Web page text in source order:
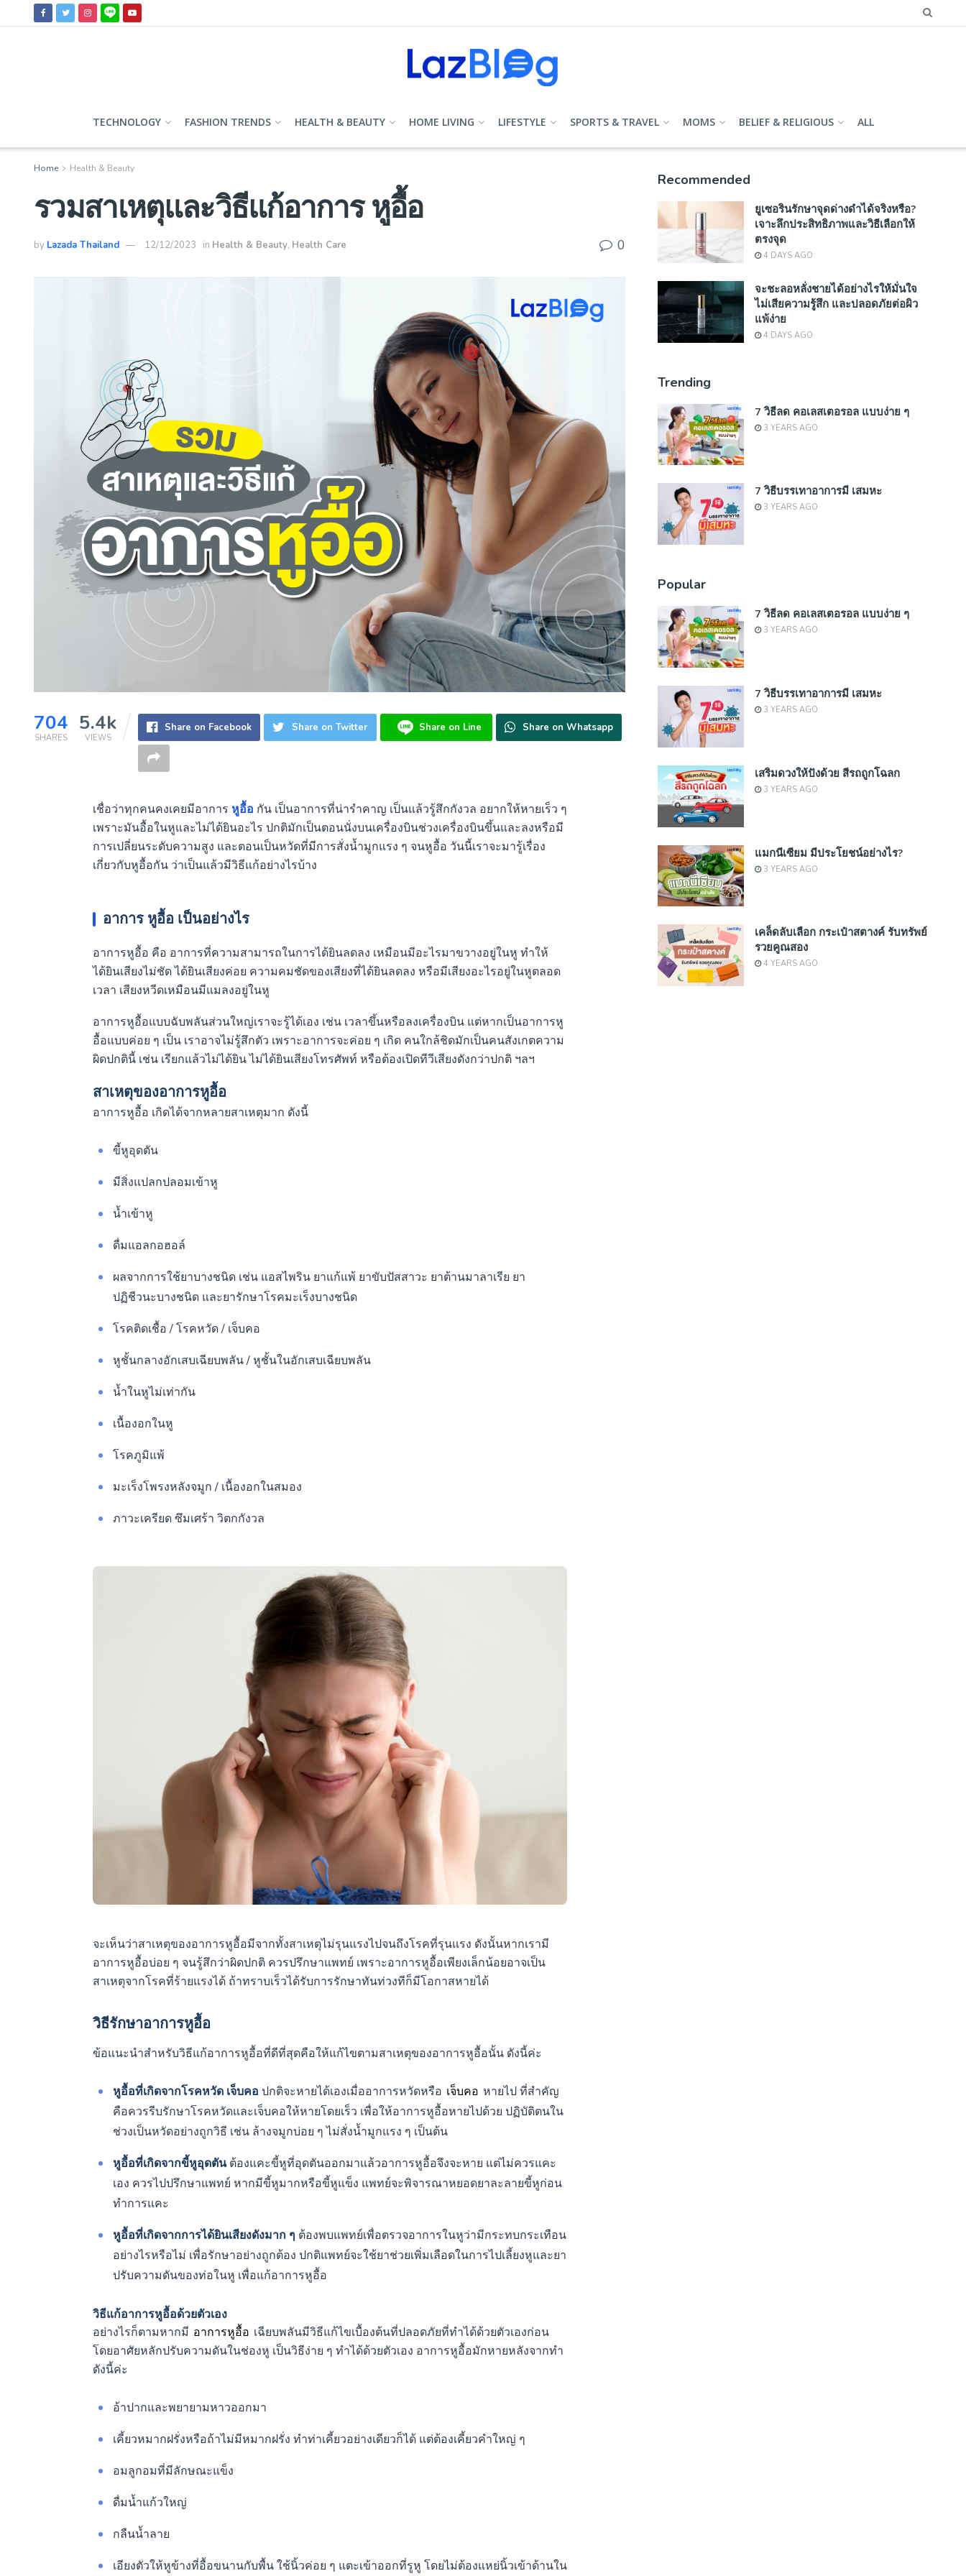
TECHNOLOGY FASHION TRENDS HEALTH & BEAUTY HOME LIVING LIFESTYLE SPORTS & TRAVEL MOMS BELIEF & RELIGIOUS ALL
Home Health & Beauty
รวมสาเหตุและวิธีแก้อาการ หูอื้อ
by Lazada Thailand 12/12/2023 in Health & Beauty, Health Care 0
704
SHARES
5.4k
VIEWS
Share on Facebook Share on Twitter Share on Line Share on Whatsapp
เชื่อว่าทุกคนคงเคยมีอาการ หูอื้อ กัน เป็นอาการที่น่ารำคาญ เป็นแล้วรู้สึกกังวล อยากให้หายเร็ว ๆ
เพราะมันอื้อในหูและไม่ได้ยินอะไร ปกติมักเป็นตอนนั่งบนเครื่องบินช่วงเครื่องบินขึ้นและลงหรือมี
การเปลี่ยนระดับความสูง และตอนเป็นหวัดที่มีการสั่งน้ำมูกแรง ๆ จนหูอื้อ วันนี้เราจะมารู้เรื่อง
เกี่ยวกับหูอื้อกัน ว่าเป็นแล้วมีวิธีแก้อย่างไรบ้าง
อาการ หูอื้อ เป็นอย่างไร
อาการหูอื้อ คือ อาการที่ความสามารถในการได้ยินลดลง เหมือนมีอะไรมาขวางอยู่ในหู ทำให้
ได้ยินเสียงไม่ชัด ได้ยินเสียงค่อย ความคมชัดของเสียงที่ได้ยินลดลง หรือมีเสียงอะไรอยู่ในหูตลอด
เวลา เสียงหวีดเหมือนมีแมลงอยู่ในหู
อาการหูอื้อแบบฉับพลันส่วนใหญ่เราจะรู้ได้เอง เช่น เวลาขึ้นหรือลงเครื่องบิน แต่หากเป็นอาการหู
อื้อแบบค่อย ๆ เป็น เราอาจไม่รู้สึกตัว เพราะอาการจะค่อย ๆ เกิด คนใกล้ชิดมักเป็นคนสังเกตความ
ผิดปกตินี้ เช่น เรียกแล้วไม่ได้ยิน ไม่ได้ยินเสียงโทรศัพท์ หรือต้องเปิดทีวีเสียงดังกว่าปกติ ฯลฯ
สาเหตุของอาการหูอื้อ
อาการหูอื้อ เกิดได้จากหลายสาเหตุมาก ดังนี้
ขี้หูอุดตัน
มีสิ่งแปลกปลอมเข้าหู
น้ำเข้าหู
ดื่มแอลกอฮอล์
ผลจากการใช้ยาบางชนิด เช่น แอสไพริน ยาแก้แพ้ ยาขับปัสสาวะ ยาต้านมาลาเรีย ยา
ปฏิชีวนะบางชนิด และยารักษาโรคมะเร็งบางชนิด
โรคติดเชื้อ / โรคหวัด / เจ็บคอ
หูชั้นกลางอักเสบเฉียบพลัน / หูชั้นในอักเสบเฉียบพลัน
น้ำในหูไม่เท่ากัน
เนื้องอกในหู
โรคภูมิแพ้
มะเร็งโพรงหลังจมูก / เนื้องอกในสมอง
ภาวะเครียด ซึมเศร้า วิตกกังวล
จะเห็นว่าสาเหตุของอาการหูอื้อมีจากทั้งสาเหตุไม่รุนแรงไปจนถึงโรคที่รุนแรง ดังนั้นหากเรามี
อาการหูอื้อบ่อย ๆ จนรู้สึกว่าผิดปกติ ควรปรึกษาแพทย์ เพราะอาการหูอื้อเพียงเล็กน้อยอาจเป็น
สาเหตุจากโรคที่ร้ายแรงได้ ถ้าทราบเร็วได้รับการรักษาทันท่วงทีก็มีโอกาสหายได้
วิธีรักษาอาการหูอื้อ
ข้อแนะนำสำหรับวิธีแก้อาการหูอื้อที่ดีที่สุดคือให้แก้ไขตามสาเหตุของอาการหูอื้อนั้น ดังนี้ค่ะ
หูอื้อที่เกิดจากโรคหวัด เจ็บคอ ปกติจะหายได้เองเมื่ออาการหวัดหรือ เจ็บคอ หายไป ที่สำคัญ
คือควรรีบรักษาโรคหวัดและเจ็บคอให้หายโดยเร็ว เพื่อให้อาการหูอื้อหายไปด้วย ปฏิบัติตนใน
ช่วงเป็นหวัดอย่างถูกวิธี เช่น ล้างจมูกบ่อย ๆ ไม่สั่งน้ำมูกแรง ๆ เป็นต้น
หูอื้อที่เกิดจากขี้หูอุดตันต้องแคะขี้หูที่อุดตันออกมาแล้วอาการหูอื้อจึงจะหาย แต่ไม่ควรแคะ
เอง ควรไปปรึกษาแพทย์ หากมีขี้หูมากหรือขี้หูแข็ง แพทย์จะพิจารณาหยอดยาละลายขี้หูก่อน
ทำการแคะ
หูอื้อที่เกิดจากการได้ยินเสียงดังมาก ๆ ต้องพบแพทย์เพื่อตรวจอาการในหูว่ามีกระทบกระเทือน
อย่างไรหรือไม่ เพื่อรักษาอย่างถูกต้อง ปกติแพทย์จะใช้ยาช่วยเพิ่มเลือดในการไปเลี้ยงหูและยา
ปรับความดันของท่อในหู เพื่อแก้อาการหูอื้อ
วิธีแก้อาการหูอื้อด้วยตัวเอง
อย่างไรก็ตามหากมี อาการหูอื้อ เฉียบพลันมีวิธีแก้ไขเบื้องต้นที่ปลอดภัยที่ทำได้ด้วยตัวเองก่อน
โดยอาศัยหลักปรับความดันในช่องหู เป็นวิธีง่าย ๆ ทำได้ด้วยตัวเอง อาการหูอื้อมักหายหลังจากทำ
ดังนี้ค่ะ
อ้าปากและพยายามหาวออกมา
เคี้ยวหมากฝรั่งหรือถ้าไม่มีหมากฝรั่ง ทำท่าเคี้ยวอย่างเดียวก็ได้ แต่ต้องเคี้ยวคำใหญ่ ๆ
อมลูกอมที่มีลักษณะแข็ง
ดื่มน้ำแก้วใหญ่
กลืนน้ำลาย
เอียงตัวให้หูข้างที่อื้อขนานกับพื้น ใช้นิ้วค่อย ๆ แตะเข้าออกที่รูหู โดยไม่ต้องแหย่นิ้วเข้าด้านใน
Recommended
ยูเซอรินรักษาจุดด่างดำได้จริงหรือ?
เจาะลึกประสิทธิภาพและวิธีเลือกให้
ตรงจุด
4 DAYS AGO
จะชะลอหลั่งชายได้อย่างไรให้มั่นใจ
ไม่เสียความรู้สึก และปลอดภัยต่อผิว
แพ้ง่าย
4 DAYS AGO
Trending
7 วิธีลด คอเลสเตอรอล แบบง่าย ๆ
3 YEARS AGO
7 วิธีบรรเทาอาการมี เสมหะ
3 YEARS AGO
Popular
7 วิธีลด คอเลสเตอรอล แบบง่าย ๆ
3 YEARS AGO
7 วิธีบรรเทาอาการมี เสมหะ
3 YEARS AGO
เสริมดวงให้ปังด้วย สีรถถูกโฉลก
3 YEARS AGO
แมกนีเซียม มีประโยชน์อย่างไร?
3 YEARS AGO
เคล็ดลับเลือก กระเป๋าสตางค์ รับทรัพย์
รวยคูณสอง
4 YEARS AGO